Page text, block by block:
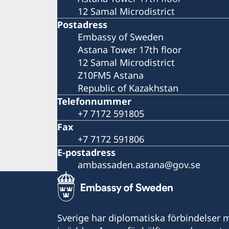
12 Samal Microdistrict
Postadress
Embassy of Sweden
Astana Tower 17th floor
12 Samal Microdistrict
Z10FM5 Astana
Republic of Kazakhstan
Telefonnummer
+7 7172 591805
Fax
+7 7172 591806
E-postadress
ambassaden.astana@gov.se
Sverige har diplomatiska förbindelser